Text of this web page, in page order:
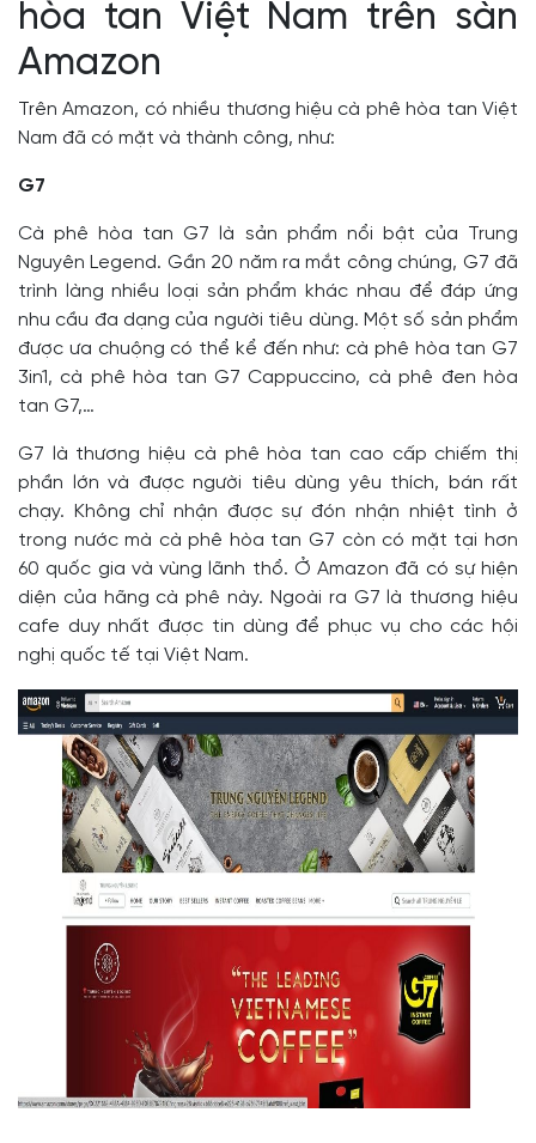
hòa tan Việt Nam trên sàn
Amazon
Trên Amazon, có nhiều thương hiệu cà phê hòa tan Việt
Nam đã có mặt và thành công, như:
G7
Cà phê hòa tan G7 là sản phẩm nổi bật của Trung
Nguyên Legend. Gần 20 năm ra mắt công chúng, G7 đã
trình làng nhiều loại sản phẩm khác nhau để đáp ứng
nhu cầu đa dạng của người tiêu dùng. Một số sản phẩm
được ưa chuộng có thể kể đến như: cà phê hòa tan G7
3in1, cà phê hòa tan G7 Cappuccino, cà phê đen hòa
tan G7,…
G7 là thương hiệu cà phê hòa tan cao cấp chiếm thị
phần lớn và được người tiêu dùng yêu thích, bán rất
chạy. Không chỉ nhận được sự đón nhận nhiệt tình ở
trong nước mà cà phê hòa tan G7 còn có mặt tại hơn
60 quốc gia và vùng lãnh thổ. Ở Amazon đã có sự hiện
diện của hãng cà phê này. Ngoài ra G7 là thương hiệu
cafe duy nhất được tin dùng để phục vụ cho các hội
nghị quốc tế tại Việt Nam.